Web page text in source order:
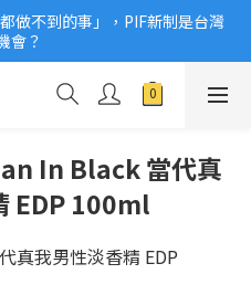
化妝品身分證7月上路！消費者
觀念
做不到的事」，PIF新制是台灣
會？
化妝品身分證7月上路！消費者
In Black 當代真
EDP 100ml
真我男性淡香精 EDP